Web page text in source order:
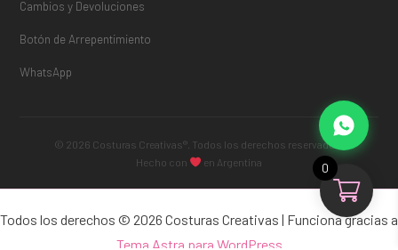
Cambios y Devoluciones
Botón de Arrepentimiento
WhatsApp
© 2026 Costuras Creativas®. Todos los derechos reservados.
Hecho con
en Argentina
Todos los derechos © 2026 Costuras Creativas | Funciona gracias a
Tema Astra para WordPress
0